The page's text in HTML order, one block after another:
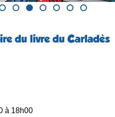
du livre du Carladès
à 18h00